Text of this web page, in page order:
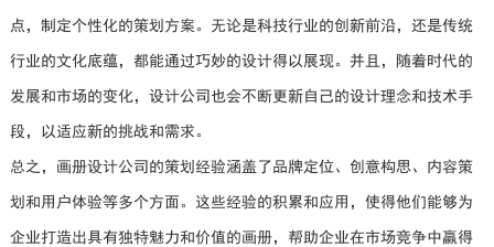
点，制定个性化的策划方案。无论是科技行业的创新前沿，还是传统
行业的文化底蕴，都能通过巧妙的设计得以展现。并且，随着时代的
发展和市场的变化，设计公司也会不断更新自己的设计理念和技术手
段，以适应新的挑战和需求。
总之，画册设计公司的策划经验涵盖了品牌定位、创意构思、内容策
划和用户体验等多个方面。这些经验的积累和应用，使得他们能够为
企业打造出具有独特魅力和价值的画册，帮助企业在市场竞争中赢得